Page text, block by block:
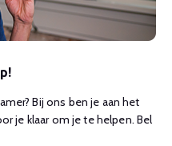
Bij ons ben je aan het
je klaar om je te helpen. Bel